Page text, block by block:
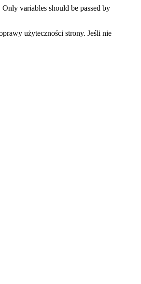
variables should be passed by
użyteczności strony. Jeśli nie